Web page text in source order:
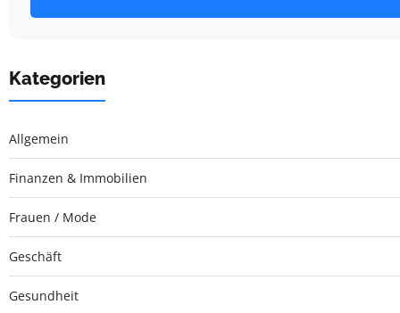
Kategorien
Allgemein
Finanzen & Immobilien
Frauen / Mode
Geschäft
Gesundheit